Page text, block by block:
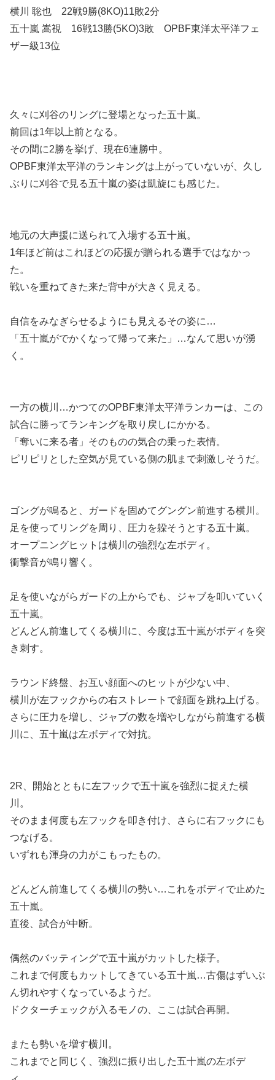
横川 聡也 22戦9勝(8KO)11敗2分
五十嵐 嵩視 16戦13勝(5KO)3敗 OPBF東洋太平洋フェ
ザー級13位
久々に刈谷のリングに登場となった五十嵐。
前回は1年以上前となる。
その間に2勝を挙げ、現在6連勝中。
OPBF東洋太平洋のランキングは上がっていないが、久し
ぶりに刈谷で見る五十嵐の姿は凱旋にも感じた。
地元の大声援に送られて入場する五十嵐。
1年ほど前はこれほどの応援が贈られる選手ではなかっ
た。
戦いを重ねてきた来た背中が大きく見える。
自信をみなぎらせるようにも見えるその姿に…
「五十嵐がでかくなって帰って来た」…なんて思いが湧
く。
一方の横川…かつてのOPBF東洋太平洋ランカーは、この
試合に勝ってランキングを取り戻しにかかる。
「奪いに来る者」そのものの気合の乗った表情。
ピリピリとした空気が見ている側の肌まで刺激しそうだ。
ゴングが鳴ると、ガードを固めてグングン前進する横川。
足を使ってリングを周り、圧力を躱そうとする五十嵐。
オープニングヒットは横川の強烈な左ボディ。
衝撃音が鳴り響く。
足を使いながらガードの上からでも、ジャブを叩いていく
五十嵐。
どんどん前進してくる横川に、今度は五十嵐がボディを突
き刺す。
ラウンド終盤、お互い顔面へのヒットが少ない中、
横川が左フックからの右ストレートで顔面を跳ね上げる。
さらに圧力を増し、ジャブの数を増やしながら前進する横
川に、五十嵐は左ボディで対抗。
2R、開始とともに左フックで五十嵐を強烈に捉えた横
川。
そのまま何度も左フックを叩き付け、さらに右フックにも
つなげる。
いずれも渾身の力がこもったもの。
どんどん前進してくる横川の勢い…これをボディで止めた
五十嵐。
直後、試合が中断。
偶然のバッティングで五十嵐がカットした様子。
これまで何度もカットしてきている五十嵐…古傷はずいぶ
ん切れやすくなっているようだ。
ドクターチェックが入るモノの、ここは試合再開。
またも勢いを増す横川。
これまでと同じく、強烈に振り出した五十嵐の左ボデ